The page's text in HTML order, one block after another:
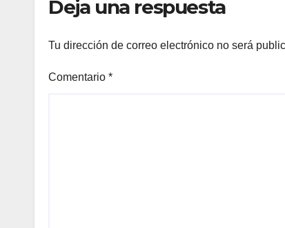
Deja una respuesta
Tu dirección de correo electrónico no será
Comentario *